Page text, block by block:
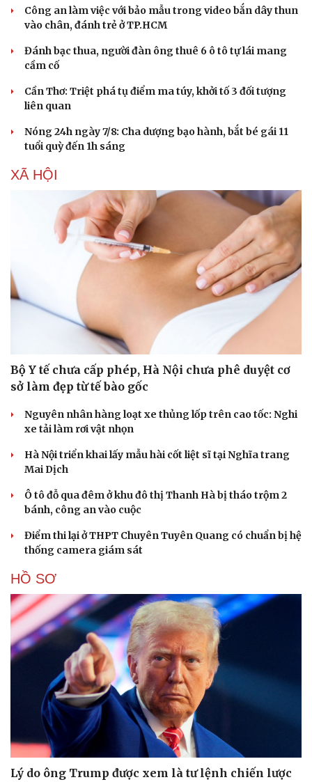
Công an làm việc với bảo mẫu trong video bắn dây thun
vào chân, đánh trẻ ở TP.HCM
Đánh bạc thua, người đàn ông thuê 6 ô tô tự lái mang
cầm cố
Cần Thơ: Triệt phá tụ điểm ma túy, khởi tố 3 đối tượng
liên quan
Nóng 24h ngày 7/8: Cha dượng bạo hành, bắt bé gái 11
tuổi quỳ đến 1h sáng
XÃ HỘI
Bộ Y tế chưa cấp phép, Hà Nội chưa phê duyệt cơ
sở làm đẹp từ tế bào gốc
Nguyên nhân hàng loạt xe thủng lốp trên cao tốc: Nghi
xe tải làm rơi vật nhọn
Hà Nội triển khai lấy mẫu hài cốt liệt sĩ tại Nghĩa trang
Mai Dịch
Ô tô đỗ qua đêm ở khu đô thị Thanh Hà bị tháo trộm 2
bánh, công an vào cuộc
Điểm thi lại ở THPT Chuyên Tuyên Quang có chuẩn bị hệ
thống camera giám sát
HỒ SƠ
Lý do ông Trump được xem là tư lệnh chiến lược